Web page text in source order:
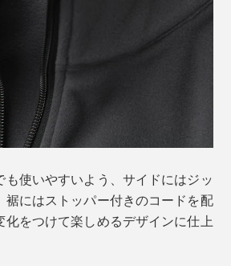
も使いやすいよう、サイドにはジッ
裾にはストッパー付きのコードを配
化をつけて楽しめるデザインに仕上